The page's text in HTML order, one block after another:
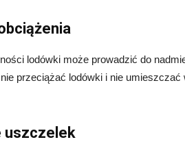
lodówki może prowadzić do
przeciążać lodówki i nie
uszczelek